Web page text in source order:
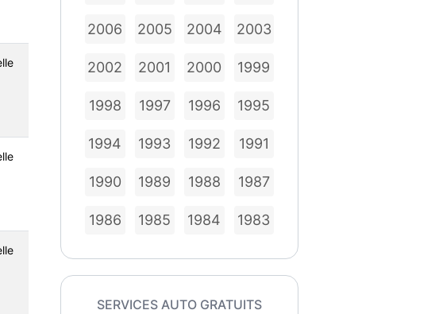
2006 2005 2004 2003
2002 2001 2000 1999
1998 1997 1996 1995
1994 1993 1992 1991
1990 1989 1988 1987
1986 1985 1984 1983
SERVICES AUTO GRATUITS